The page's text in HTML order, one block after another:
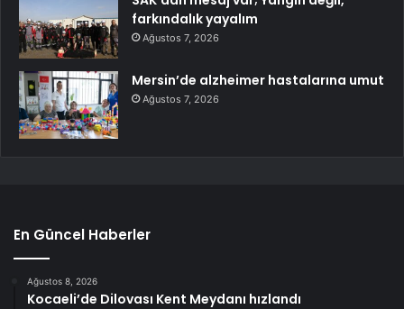
farkındalık yayalım
Ağustos 7, 2026
Mersin’de alzheimer hastalarına umut
Ağustos 7, 2026
En Güncel Haberler
Ağustos 8, 2026
Kocaeli’de Dilovası Kent Meydanı hızlandı